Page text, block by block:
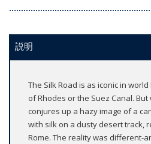
説明
The Silk Road is as iconic in
of Rhodes or the Suez Canal.
conjures up a hazy image of a
with silk on a dusty desert track,
Rome. The reality was different-